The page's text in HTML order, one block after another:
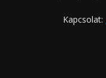
Kapcsolat: